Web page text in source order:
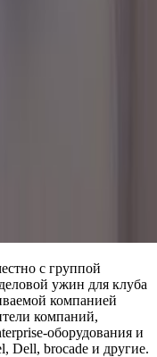
с группой
ужин для клуба
компанией
компаний,
оборудования и
Dell, brocade и другие.